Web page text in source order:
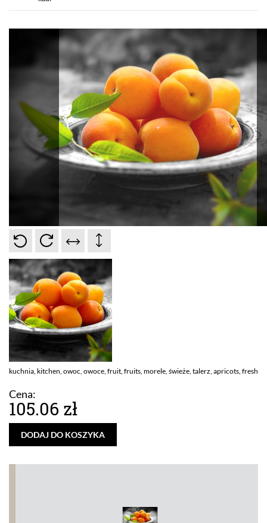
kuchnia, kitchen, owoc, owoce, fruit, fruits, morele, świeże, talerz, apricots, fresh
Cena:
105.06 zł
DODAJ DO KOSZYKA